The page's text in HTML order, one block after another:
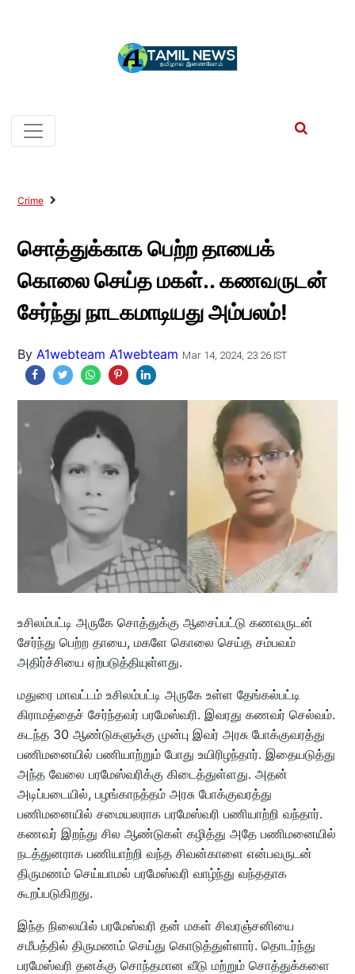
Crime
சொத்துக்காக பெற்ற தாயைக்
கொலை செய்த மகள்.. கணவருடன்
சேர்ந்து நாடகமாடியது அம்பலம்!
By A1webteam A1webteam Mar 14, 2024, 23:26 IST
உசிலம்பட்டி அருகே சொத்துக்கு ஆசைப்பட்டு கணவருடன்
சேர்ந்து பெற்ற தாயை, மகளே கொலை செய்த சம்பவம்
அதிர்ச்சியை ஏற்படுத்தியுள்ளது.
மதுரை மாவட்டம் உசிலம்பட்டி அருகே உள்ள தேங்கல்பட்டி
கிராமத்தைச் சேர்ந்தவர் பரமேஸ்வரி. இவரது கணவர் செல்வம்.
கடந்த 30 ஆண்டுகளுக்கு முன்பு இவர் அரசு போக்குவரத்து
பணிமனையில் பணியாற்றும் போது உயிரிழந்தார். இதையடுத்து
அந்த வேலை பரமேஸ்வரிக்கு கிடைத்துள்ளது. அதன்
அடிப்படையில், பழங்காநத்தம் அரசு போக்குவரத்து
பணிமனையில் சமையலராக பரமேஸ்வரி பணியாற்றி வந்தார்.
கணவர் இறந்து சில ஆண்டுகள் கழித்து அதே பணிமனையில்
நடத்துனராக பணியாற்றி வந்த சிவன்காளை என்பவருடன்
திருமணம் செய்யாமல் பரமேஸ்வரி வாழ்ந்து வந்ததாக
கூறப்படுகிறது.
இந்த நிலையில் பரமேஸ்வரி தன் மகள் சிவரஞ்சனியை
சமீபத்தில் திருமணம் செய்து கொடுத்துள்ளார். தொடர்ந்து
பரமேஸ்வரி தனக்கு சொந்தமான வீடு மற்றும் சொத்துக்களை